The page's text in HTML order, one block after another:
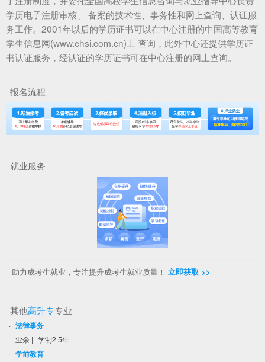
学历电子注册审核、 备案的技术性、事务性和网上查询、认证服
务工作。2001年以后的学历证书可以在中心注册的中国高等教育
学生信息网(www.chsi.com.cn)上 查询，此外中心还提供学历证
书认证服务，经认证的学历证书可在中心注册的网上查询。
报名流程
就业服务
助力成考生就业，专注提升成考生就业质量！ 立即获取 >>
其他高升专专业
· 法律事务
业余 | 学制2.5年
· 学前教育